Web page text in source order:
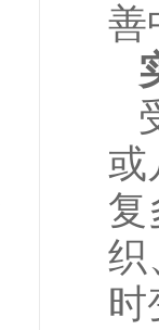
善
或
复
织
时